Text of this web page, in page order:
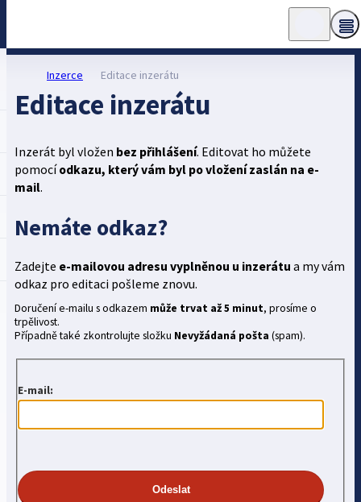
Inzerce Editace inzerátu
Editace inzerátu
Inzerát byl vložen bez přihlášení. Editovat ho můžete
pomocíodkazu, který vám byl po vložení zaslán na e-
mail.
Nemáte odkaz?
Zadejte e-mailovou adresu vyplněnou u inzerátu a my vám
odkaz pro editaci pošleme znovu.
Doručení e-mailu s odkazem může trvat až 5 minut, prosíme o
trpělivost.
Případně také zkontrolujte složku Nevyžádaná pošta (spam).
E-mail: